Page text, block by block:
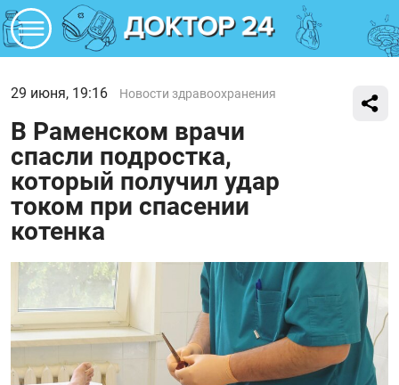
29 июня, 19:16 Новости здравоохранения
В Раменском врачи
спасли подростка,
который получил удар
током при спасении
котенка